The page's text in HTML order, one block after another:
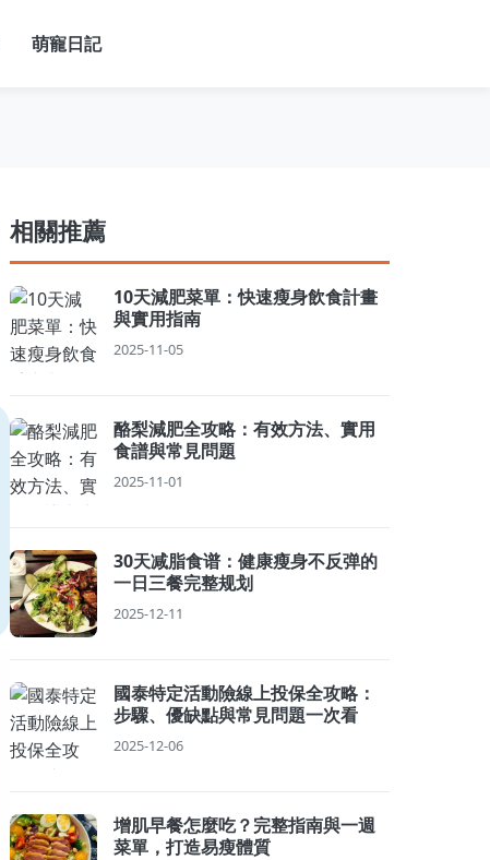
萌寵日記
相關推薦
10天減肥菜單：快速瘦身飲食計畫
與實用指南
2025-11-05
酪梨減肥全攻略：有效方法、實用
食譜與常見問題
2025-11-01
30天减脂食谱：健康瘦身不反弹的
一日三餐完整规划
2025-12-11
國泰特定活動險線上投保全攻略：
步驟、優缺點與常見問題一次看
2025-12-06
增肌早餐怎麼吃？完整指南與一週
菜單，打造易瘦體質